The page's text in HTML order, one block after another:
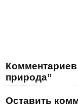
природа”
Оставить